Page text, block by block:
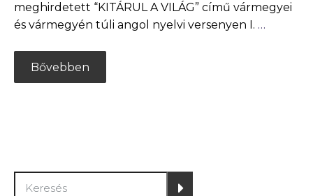
meghirdetett “KITÁRUL A VILÁG” című vármegyei
és vármegyén túli angol nyelvi versenyen I. …
Bővebben